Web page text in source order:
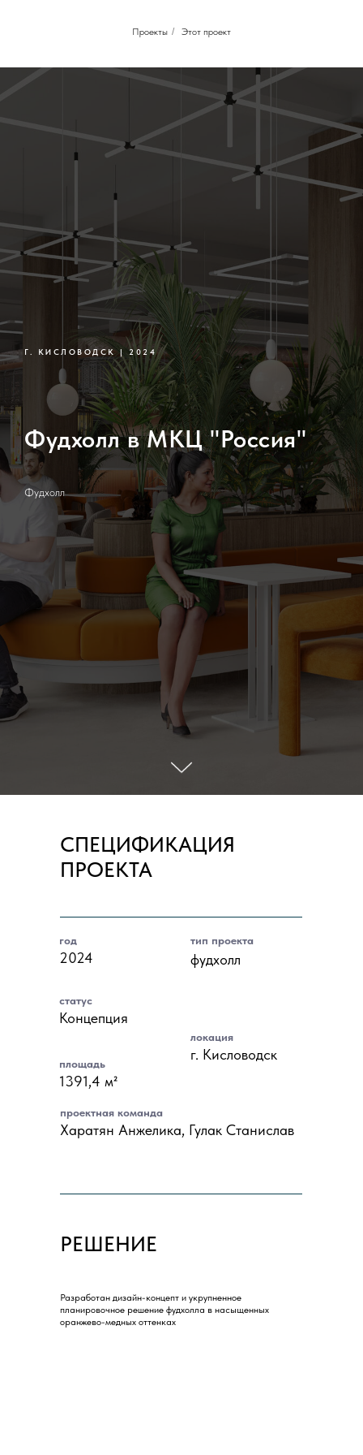
Проекты / Этот проект
Г. КИСЛОВОДСК | 2024
Фудхолл в МКЦ "Россия"
Фудхолл
СПЕЦИФИКАЦИЯ
ПРОЕКТА
год тип проекта
проектная команда
статус
локация
площадь
2024 фудхолл
Харатян Анжелика, Гулак Станислав
Концепция
г. Кисловодск
1391,4 м²
РЕШЕНИЕ
Разработан дизайн-концепт и укрупненное
планировочное решение фудхолла в насыщенных
оранжево-медных оттенках